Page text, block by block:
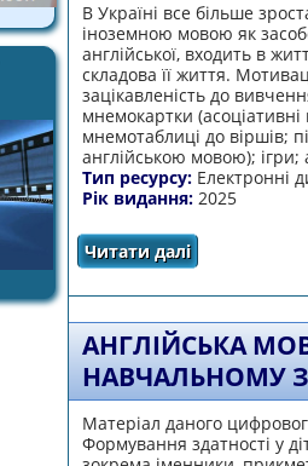
В Україні все більше
іноземною мовою як
англійської, входить в
складова її життя.
зацікавленість до
мнемокартки
мнемотаблиці до віршів;
англійською мовою); ігри;
Тип ресурсу: Електронні
Рік видання: 2025
Читати далі
про
АНГЛІЙСЬКА
НАВЧАЛЬНОМУ
Матеріал даного
Формування здатності у